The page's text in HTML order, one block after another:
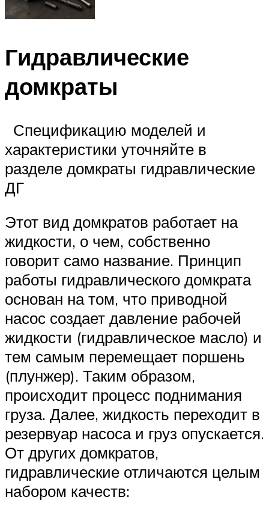
Гидравлические
домкраты
Спецификацию моделей и
характеристики уточняйте в
разделе домкраты гидравлические
ДГ
Этот вид домкратов работает на
жидкости, о чем, собственно
говорит само название. Принцип
работы гидравлического домкрата
основан на том, что приводной
насос создает давление рабочей
жидкости (гидравлическое масло) и
тем самым перемещает поршень
(плунжер). Таким образом,
происходит процесс поднимания
груза. Далее, жидкость переходит в
резервуар насоса и груз опускается.
От других домкратов,
гидравлические отличаются целым
набором качеств: